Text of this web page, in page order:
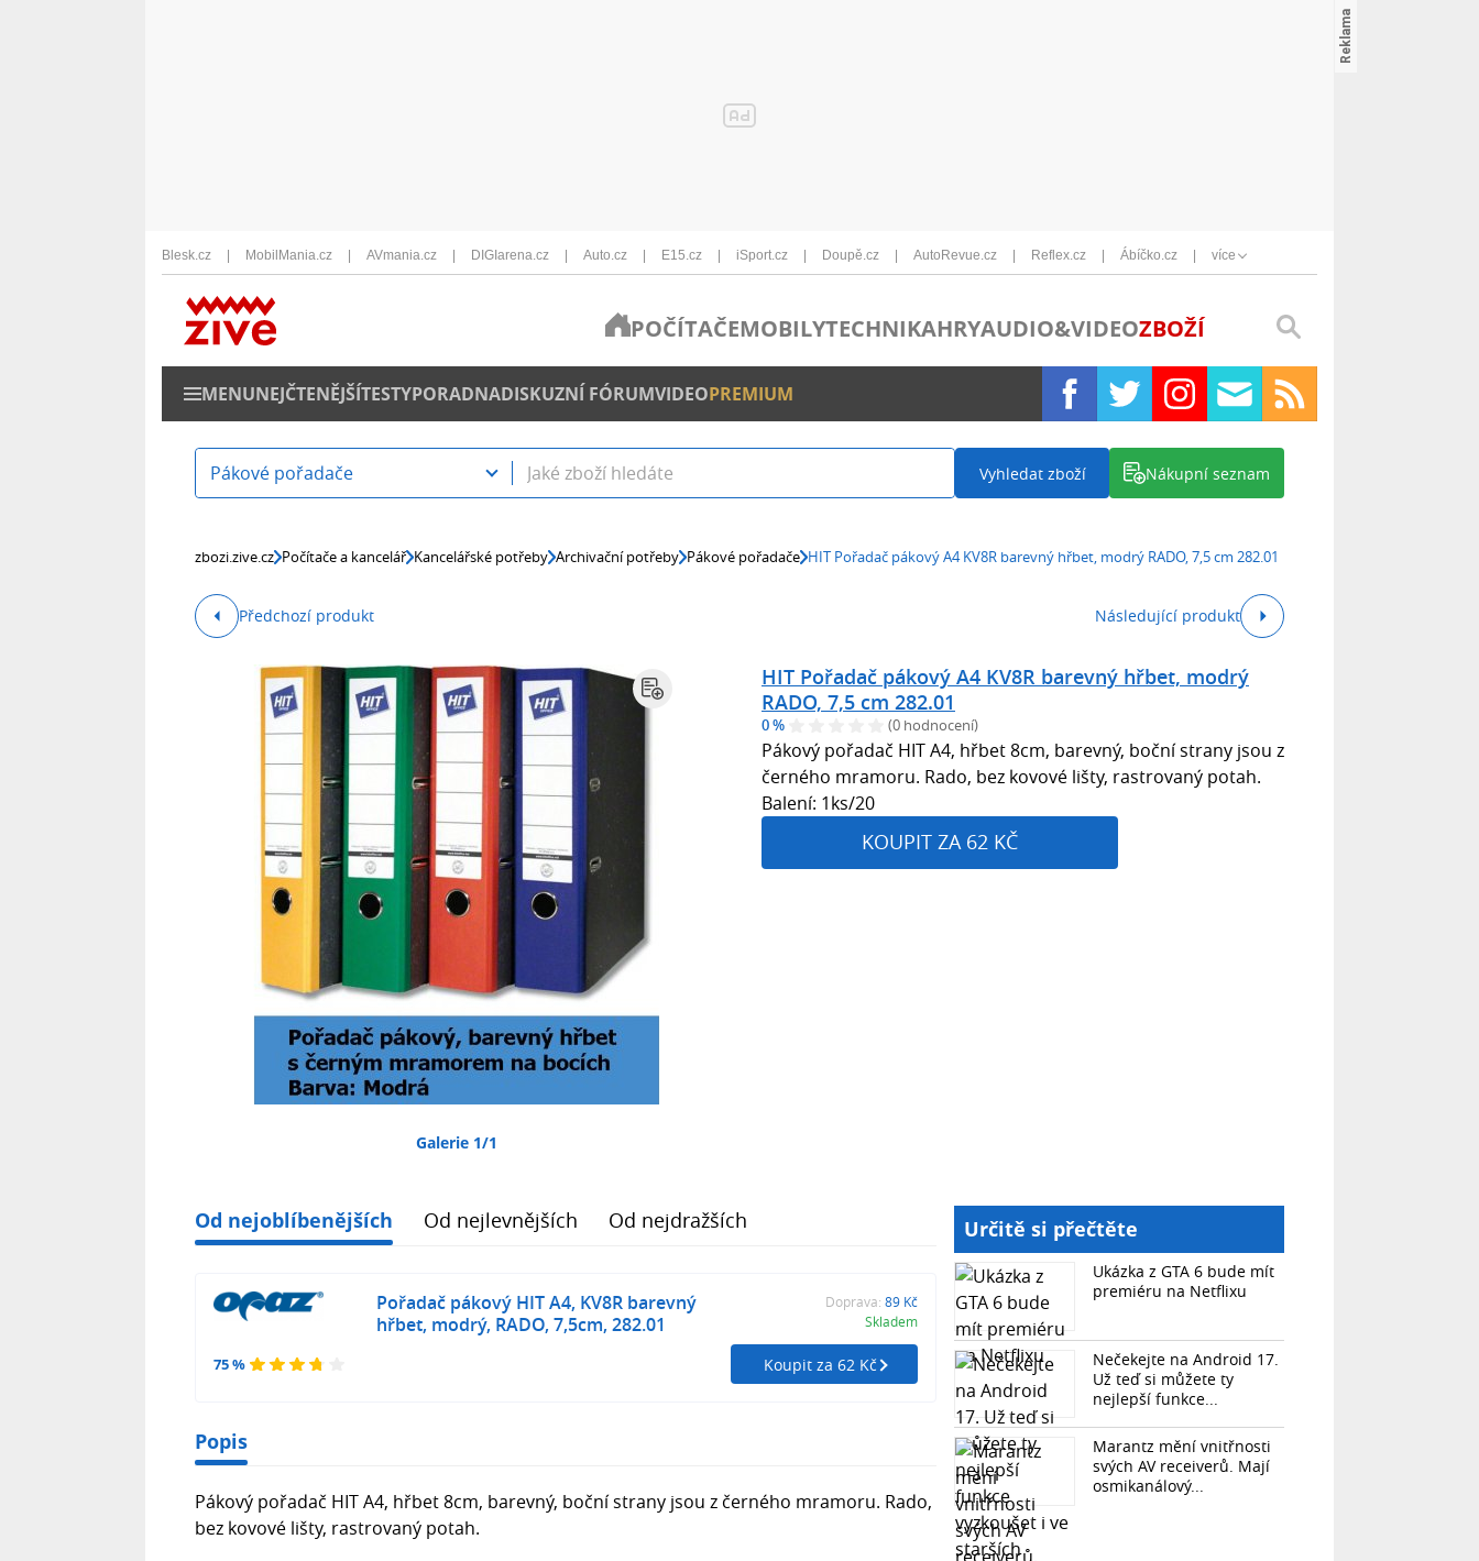
Blesk.cz MobilMania.cz AVmania.cz DIGIarena.cz Auto.cz E15.cz iSport.cz Doupě.cz AutoRevue.cz Reflex.cz Ábíčko.cz více
POČÍTAČEMOBILYTECHNIKAHRYAUDIO&VIDEOZBOŽÍ
MENUNEJČTENĚJŠÍTESTYPORADNADISKUZNÍ FÓRUMVIDEOPREMIUM
Pákové pořadače Vyhledat zboží Nákupní seznam
zbozi.zive.cz Počítače a kancelář Kancelářské potřeby Archivační potřeby Pákové pořadače HIT Pořadač pákový A4 KV8R barevný hřbet, modrý RADO, 7,5 cm 282.01
Předchozí produkt Následující produkt
Galerie 1/1
HIT Pořadač pákový A4 KV8R barevný hřbet, modrý
RADO, 7,5 cm 282.01
0 % (0 hodnocení)
Pákový pořadač HIT A4, hřbet 8cm, barevný, boční strany jsou z
černého mramoru. Rado, bez kovové lišty, rastrovaný potah.
Balení: 1ks/20
KOUPIT ZA 62 KČ
Od nejoblíbenějších Od nejlevnějších Od nejdražších
75 %
Pořadač pákový HIT A4, KV8R barevný
hřbet, modrý, RADO, 7,5cm, 282.01
Doprava: 89 Kč
Skladem
Koupit za 62 Kč
Popis
Pákový pořadač HIT A4, hřbet 8cm, barevný, boční strany jsou z černého mramoru. Rado,
bez kovové lišty, rastrovaný potah.
Určitě si přečtěte
Ukázka z GTA 6 bude mít
premiéru na Netflixu
Nečekejte na Android 17.
Už teď si můžete ty
nejlepší funkce...
Marantz mění vnitřnosti
svých AV receiverů. Mají
osmikanálový...